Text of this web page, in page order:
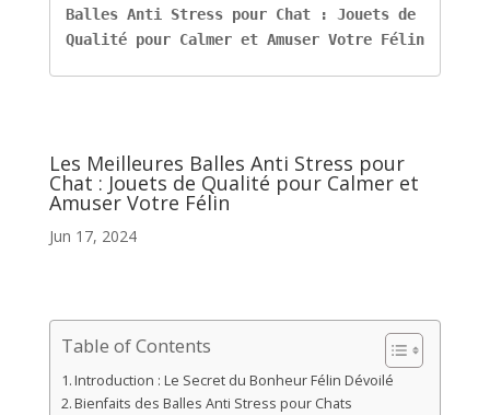
Balles Anti Stress pour Chat : Jouets de
Qualité pour Calmer et Amuser Votre Félin
Les Meilleures Balles Anti Stress pour
Chat : Jouets de Qualité pour Calmer et
Amuser Votre Félin
Jun 17, 2024
Table of Contents
Introduction : Le Secret du Bonheur Félin Dévoilé
Bienfaits des Balles Anti Stress pour Chats